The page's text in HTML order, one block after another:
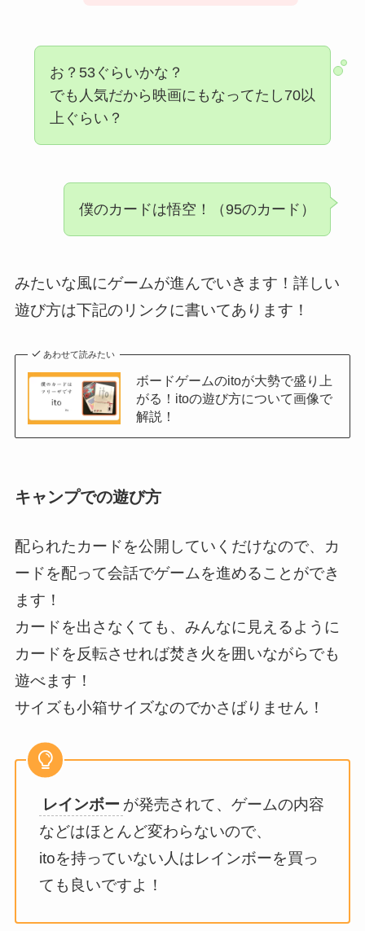
お？53ぐらいかな？
でも人気だから映画にもなってたし70以
上ぐらい？
僕のカードは悟空！（95のカード）
みたいな風にゲームが進んでいきます！詳しい
遊び方は下記のリンクに書いてあります！
あわせて読みたい
ボードゲームのitoが大勢で盛り上
がる！itoの遊び方について画像で
解説！
キャンプでの遊び方
配られたカードを公開していくだけなので、カ
ードを配って会話でゲームを進めることができ
ます！
カードを出さなくても、みんなに見えるように
カードを反転させれば焚き火を囲いながらでも
遊べます！
サイズも小箱サイズなのでかさばりません！
レインボー が発売されて、ゲームの内容
などはほとんど変わらないので、
itoを持っていない人はレインボーを買っ
ても良いですよ！